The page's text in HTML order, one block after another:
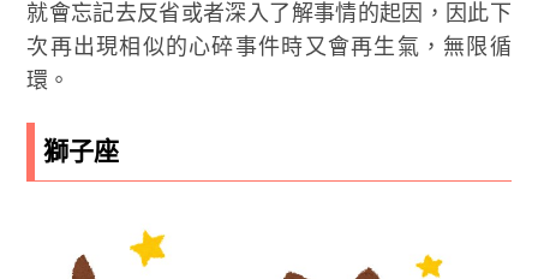
就會忘記去反省或者深入了解事情的起因，因此下
次再出現相似的心碎事件時又會再生氣，無限循
環。
獅子座